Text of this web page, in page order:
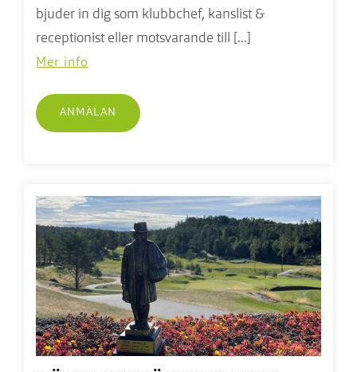
bjuder in dig som klubbchef, kanslist &
receptionist eller motsvarande till [...]
Mer info
ANMÄLAN